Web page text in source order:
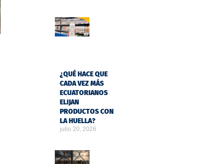
¿QUÉ HACE QUE
CADA VEZ MÁS
ECUATORIANOS
ELIJAN
PRODUCTOS CON
LA HUELLA?
julio 20, 2026